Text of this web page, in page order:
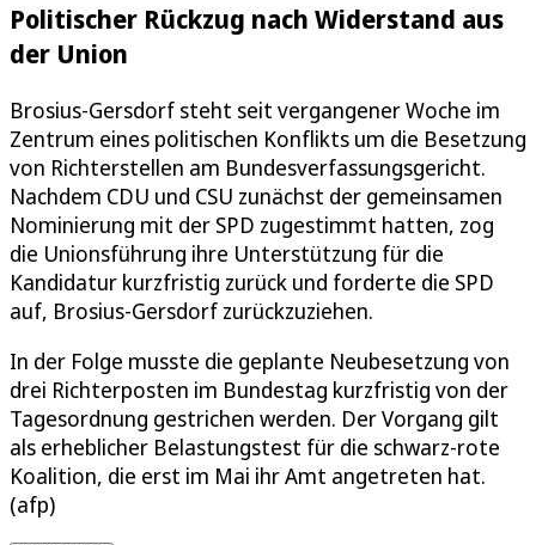
Politischer Rückzug nach Widerstand aus
der Union
Brosius-Gersdorf steht seit vergangener Woche im
Zentrum eines politischen Konflikts um die Besetzung
von Richterstellen am Bundesverfassungsgericht.
Nachdem CDU und CSU zunächst der gemeinsamen
Nominierung mit der SPD zugestimmt hatten, zog
die Unionsführung ihre Unterstützung für die
Kandidatur kurzfristig zurück und forderte die SPD
auf, Brosius-Gersdorf zurückzuziehen.
In der Folge musste die geplante Neubesetzung von
drei Richterposten im Bundestag kurzfristig von der
Tagesordnung gestrichen werden. Der Vorgang gilt
als erheblicher Belastungstest für die schwarz-rote
Koalition, die erst im Mai ihr Amt angetreten hat.
(afp)